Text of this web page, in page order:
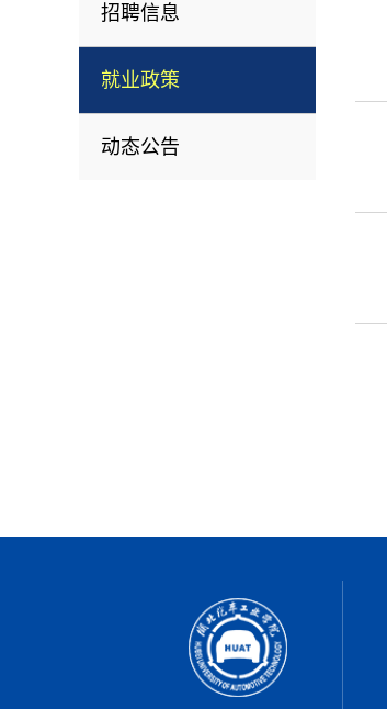
招聘信息
就业政策
动态公告